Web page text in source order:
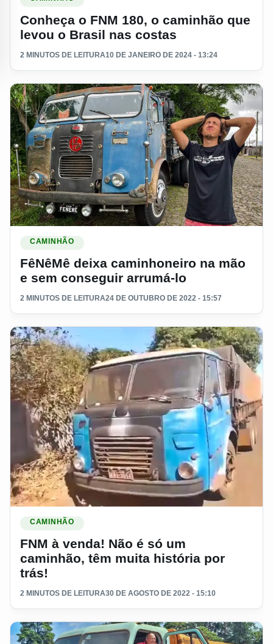
Conheça o FNM 180, o caminhão que
levou o Brasil nas costas
2 MINUTOS DE LEITURA10 DE JANEIRO DE 2024 - 13:24
CAMINHÃO
FêNêMê deixa caminhoneiro na mão
e sem conseguir arrumá-lo
2 MINUTOS DE LEITURA24 DE OUTUBRO DE 2022 - 15:57
CAMINHÃO
FNM à venda! Não é só um
caminhão, têm muita história por
trás!
2 MINUTOS DE LEITURA30 DE AGOSTO DE 2022 - 15:10